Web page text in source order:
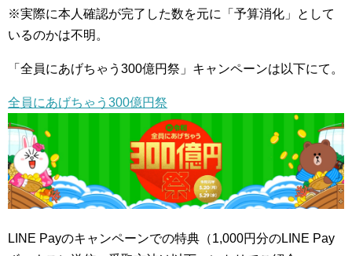
※実際に本人確認が完了した数を元に「予算消化」として
いるのかは不明。
「全員にあげちゃう300億円祭」キャンペーンは以下にて。
全員にあげちゃう300億円祭
LINE Payのキャンペーンでの特典（1,000円分のLINE Pay